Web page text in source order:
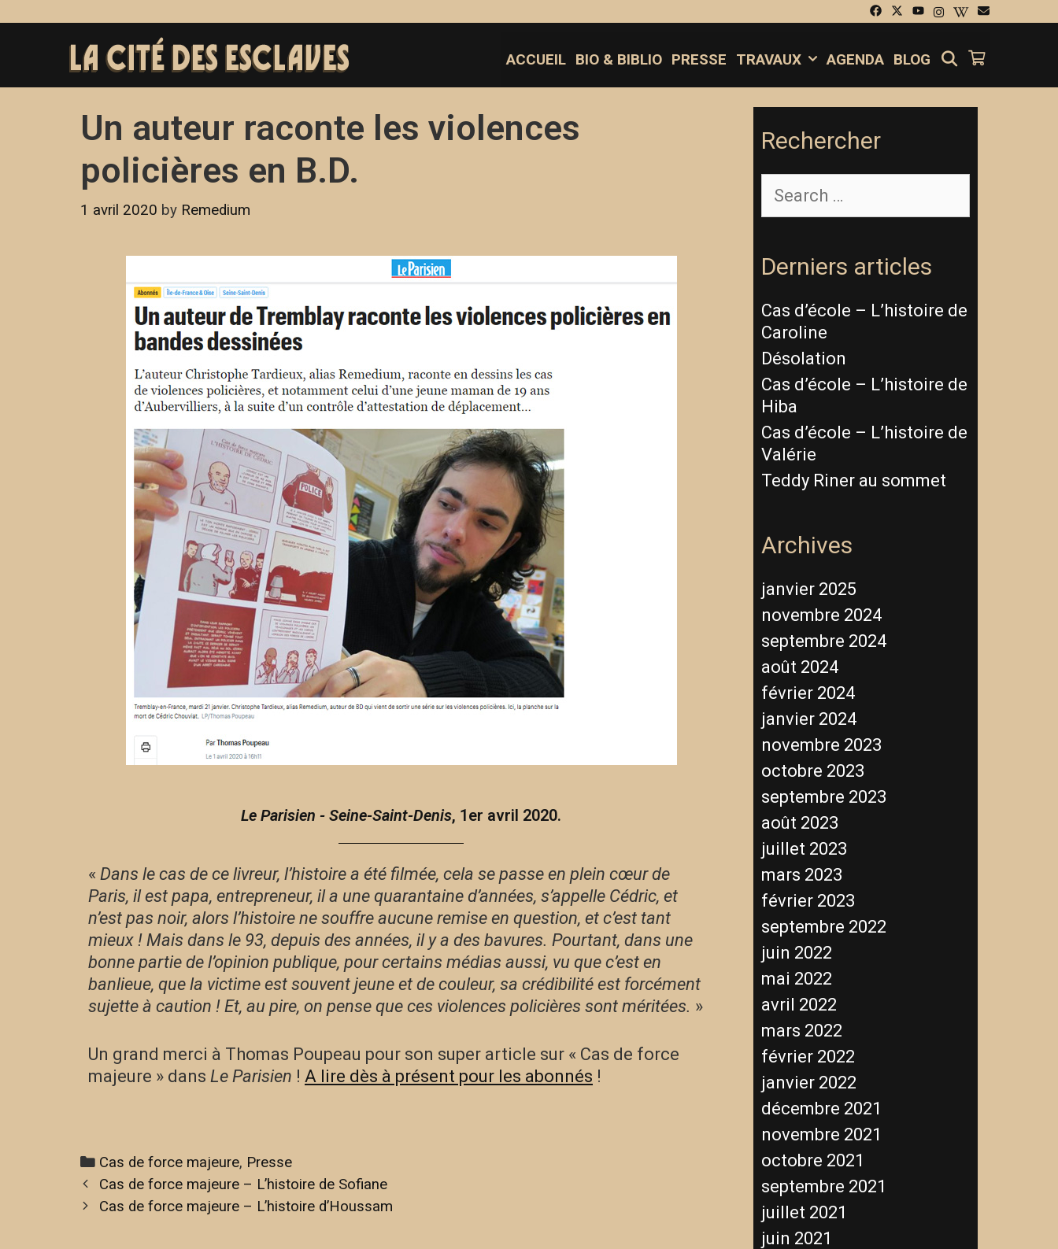
ACCUEIL BIO & BIBLIO PRESSE TRAVAUX AGENDA BLOG SEARCH
Un auteur raconte les violences
policières en B.D.
1 avril 2020 by Remedium
Le Parisien - Seine-Saint-Denis, 1er avril 2020.
« Dans le cas de ce livreur, l’histoire a été filmée, cela se passe en plein cœur de
Paris, il est papa, entrepreneur, il a une quarantaine d’années, s’appelle Cédric, et
n’est pas noir, alors l’histoire ne souffre aucune remise en question, et c’est tant
mieux ! Mais dans le 93, depuis des années, il y a des bavures. Pourtant, dans une
bonne partie de l’opinion publique, pour certains médias aussi, vu que c’est en
banlieue, que la victime est souvent jeune et de couleur, sa crédibilité est forcément
sujette à caution ! Et, au pire, on pense que ces violences policières sont méritées. »
Un grand merci à Thomas Poupeau pour son super article sur « Cas de force
majeure » dans Le Parisien ! A lire dès à présent pour les abonnés !
Cas de force majeure, Presse
Cas de force majeure – L’histoire de Sofiane
Cas de force majeure – L’histoire d’Houssam
Rechercher
Derniers articles
Cas d’école – L’histoire de
Caroline
Désolation
Cas d’école – L’histoire de
Hiba
Cas d’école – L’histoire de
Valérie
Teddy Riner au sommet
Archives
janvier 2025
novembre 2024
septembre 2024
août 2024
février 2024
janvier 2024
novembre 2023
octobre 2023
septembre 2023
août 2023
juillet 2023
mars 2023
février 2023
septembre 2022
juin 2022
mai 2022
avril 2022
mars 2022
février 2022
janvier 2022
décembre 2021
novembre 2021
octobre 2021
septembre 2021
juillet 2021
juin 2021